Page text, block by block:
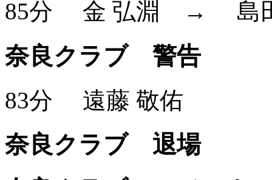
85分
金 弘淵 → 島
奈良クラブ 警告
83分 遠藤 敬佑
奈良クラブ 退場